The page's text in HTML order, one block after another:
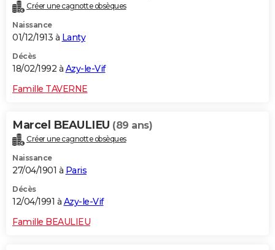
Créer une cagnotte obsèques
Naissance
01/12/1913 à Lanty
Décès
18/02/1992 à Azy-le-Vif
Famille TAVERNE
Marcel BEAULIEU (89 ans)
Créer une cagnotte obsèques
Naissance
27/04/1901 à Paris
Décès
12/04/1991 à Azy-le-Vif
Famille BEAULIEU